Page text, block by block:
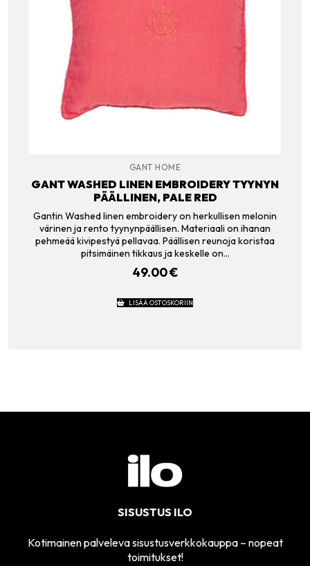
GANT HOME
GANT WASHED LINEN EMBROIDERY TYYNYN
PÄÄLLINEN, PALE RED
Gantin Washed linen embroidery on herkullisen melonin
värinen ja rento tyynynpäällisen. Materiaali on ihanan
pehmeää kivipestyä pellavaa. Päällisen reunoja koristaa
pitsimäinen tikkaus ja keskelle on…
49.00€
LISÄÄ OSTOSKORIIN
SISUSTUS ILO
Kotimainen palveleva sisustusverkkokauppa – nopeat
toimitukset!